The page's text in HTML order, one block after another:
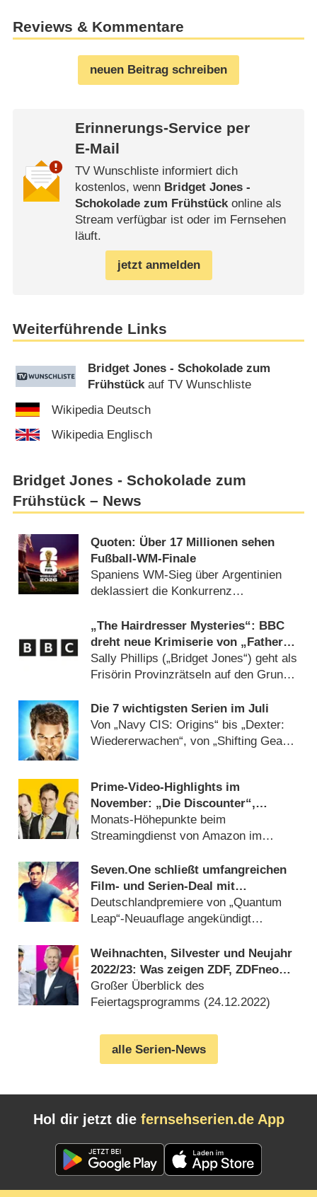
Reviews & Kommentare
neuen Beitrag schreiben
Erinnerungs-Service per
E-Mail
TV Wunschliste informiert dich
kostenlos, wenn Bridget Jones -
Schokolade zum Frühstückonline als
Stream verfügbar ist oder im Fernsehen
läuft.
jetzt anmelden
Weiterführende Links
Bridget Jones - Schokolade zum
Frühstückauf TV Wunschliste
Wikipedia Deutsch
Wikipedia Englisch
Bridget Jones - Schokolade zum
Frühstück – News
Quoten: Über 17 Millionen sehen
Fußball-WM-Finale
Spaniens WM-Sieg über Argentinien
deklassiert die Konkurrenz
„The Hairdresser Mysteries“: BBC
dreht neue Krimiserie von „Father
Brown“-Machern
Sally Phillips („Bridget Jones“) geht als
Frisörin Provinzrätseln auf den Grund
Die 7 wichtigsten Serien im Juli
Von „Navy CIS: Origins“ bis „Dexter:
Wiedererwachen“, von „Shifting Gears“
Prime-Video-Highlights im
November: „Die Discounter“,
„Invincible“ und „Mandy und die
Mächte des Bösen“
Monats-Höhepunkte beim
Streamingdienst von Amazon im
Seven.One schließt umfangreichen
Film- und Serien-Deal mit
NBCUniversal ab
Deutschlandpremiere von „Quantum
Leap“-Neuauflage angekündigt
Weihnachten, Silvester und Neujahr
2022/​23: Was zeigen ZDF, ZDFneo
und 3sat?
Großer Überblick des
Feiertagsprogramms (24.12.2022)
alle Serien-News
Hol dir jetzt die fernsehserien.de App